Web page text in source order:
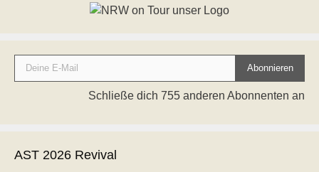
Deine E-Mail
Abonnieren
Schließe dich 755 anderen Abonnenten an
AST 2026 Revival